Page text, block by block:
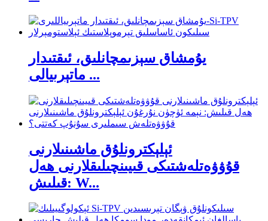
يۇمشاق سېزىمچانلىق، ئىقتىدار
ماتېرىيالى ...
ئېلېكترونلۇق ماشىنىلارنى
قۇۋۋەتلەشتىكى قىيىنچىلىقلارنى ھەل
قىلىش: W...